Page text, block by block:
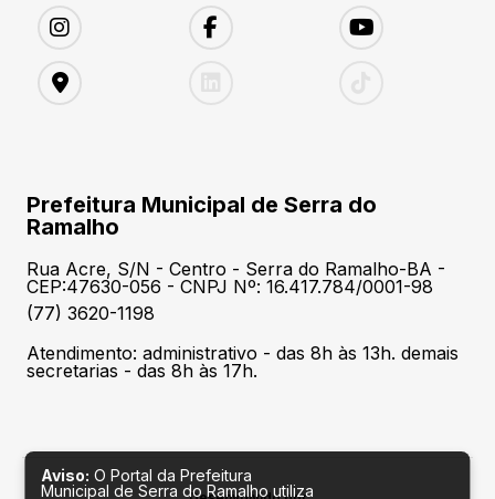
Prefeitura Municipal de Serra do
Ramalho
Rua Acre, S/N - Centro - Serra do Ramalho-BA -
CEP:47630-056 - CNPJ Nº: 16.417.784/0001-98
(77) 3620-1198
Atendimento: administrativo - das 8h às 13h. demais
secretarias - das 8h às 17h.
Aviso: O Portal da Prefeitura
Municipal de Serra do Ramalho utiliza